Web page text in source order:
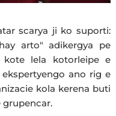
scarya ji ko suporti:
arto" adikergya pe
kote lela kotorleipe e
ano rig e
kola kerena buti